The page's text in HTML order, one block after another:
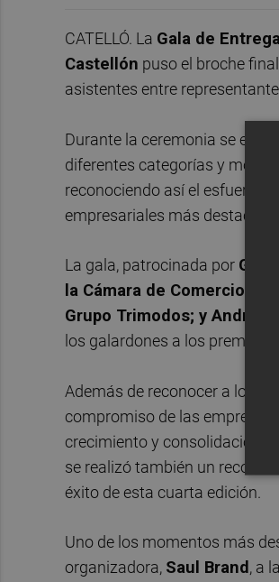
CATELLÓ. La Gala de
Castellón puso el broche
asistentes entre
Durante la ceremonia se
diferentes categorías y
reconociendo así el esfuerzo,
empresariales más
La gala, patrocinada por
la Cámara de Comercio
Grupo Trimodos; y Andrés
los galardones a los premiados.
Además de reconocer a los
compromiso de las
crecimiento y consolidación
se realizó también un
éxito de esta cuarta edición.
Uno de los momentos más
organizadora, Saul Brand, a la